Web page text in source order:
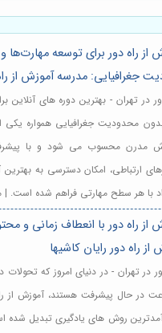
از راه دور برای توسعه مهارت‌ها
جغرافیایی: مدرسه آموزش از
در تهران - بهترین دوره های آنلاین
محدودیت جغرافیایی همواره یکی
مدرن محسوب می شود و با
ارتباطی، امکان دسترسی به بهترین
با هر سطح مهارتی فراهم شده است.
از راه دور با انعطاف زمانی و
راه دور رایان کاشیها
در تهران - در دنیای امروز که تحولات
در حال پیشرفت هستند، آموزش از
روش های یادگیری تبدیل